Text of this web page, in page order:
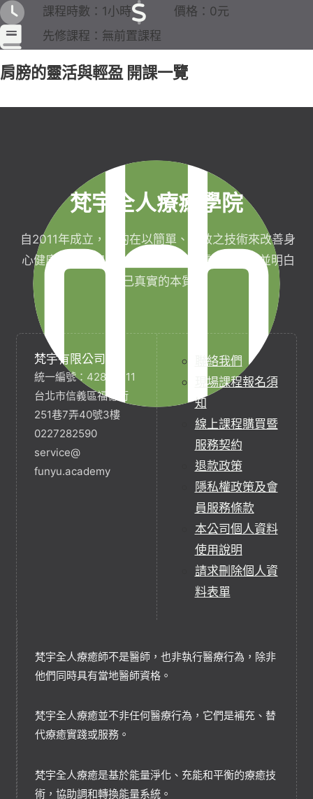
課程時數：1小時
價格：0元
先修課程：無前置課程
肩膀的靈活與輕盈 開課一覽
梵宇全人療癒學院
自2011年成立，目的在以簡單、有效之技術來改善身
心健康，協助完成生命目標與實現靈性生活，並明白
自己真實的本質。
梵宇有限公司
統一編號：42854211
台北市信義區福德街
251巷7弄40號3樓
0227282590
service@
funyu.academy
聯絡我們
現場課程報名須
知
線上課程購買暨
服務契約
退款政策
隱私權政策及會
員服務條款
本公司個人資料
使用說明
請求刪除個人資
料表單
梵宇全人療癒師不是醫師，也非執行醫療行為，除非
他們同時具有當地醫師資格。
梵宇全人療癒並不非任何醫療行為，它們是補充、替
代療癒實踐或服務。
梵宇全人療癒是基於能量淨化、充能和平衡的療癒技
術，協助調和轉換能量系統。